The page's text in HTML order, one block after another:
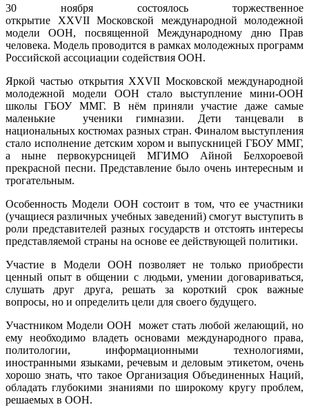
30 ноября состоялось торжественное
открытие XXVII
Московской международной молодежной
модели ООН, посвященной Международному дню Прав
человека. Модель проводится в рамках молодежных программ
Российской ассоциации содействия ООН.
Яркой частью открытия XXVII Московской международной
молодежной модели ООН стало выступление мини-ООН
школы ГБОУ ММГ. В нём приняли участие даже самые
маленькие ученики гимназии. Дети танцевали в
национальных костюмах разных стран. Финалом выступления
стало исполнение детским хором и выпускницей ГБОУ ММГ,
а ныне первокурсницей МГИМО Айной Белхороевой
прекрасной песни. Представление было очень интересным и
трогательным.
Особенность Модели ООН состоит в том, что ее участники
(учащиеся различных учебных заведений) смогут выступить в
роли представителей разных государств и отстоять интересы
представляемой страны на основе ее действующей политики.
Участие в Модели ООН позволяет не только приобрести
ценный опыт в общении с людьми, умении договариваться,
слушать друг друга, решать за короткий срок важные
вопросы, но и определить цели для своего будущего.
Участником Модели ООН может стать любой желающий, но
ему необходимо владеть основами международного права,
политологии, информационными технологиями,
иностранными языками, речевым и деловым этикетом, очень
хорошо знать, что такое Организация Объединенных Наций,
обладать глубокими знаниями по широкому кругу проблем,
решаемых в ООН.